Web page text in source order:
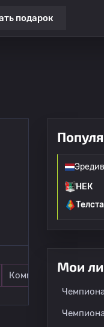
подарок
Комментарии
НЕК
Мои